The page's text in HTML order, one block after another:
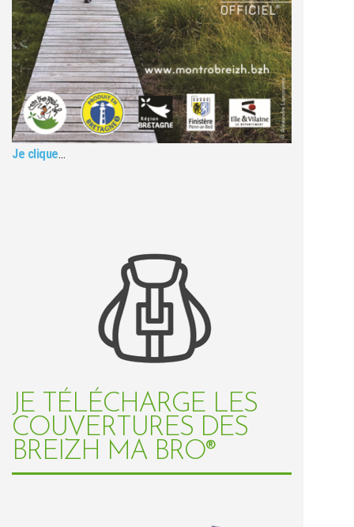
Je clique…
JE TÉLÉCHARGE LES
COUVERTURES DES
BREIZH MA BRO®